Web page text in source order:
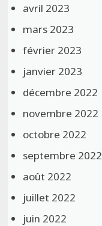
avril 2023
mars 2023
février 2023
janvier 2023
décembre 2022
novembre 2022
octobre 2022
septembre 2022
août 2022
juillet 2022
juin 2022